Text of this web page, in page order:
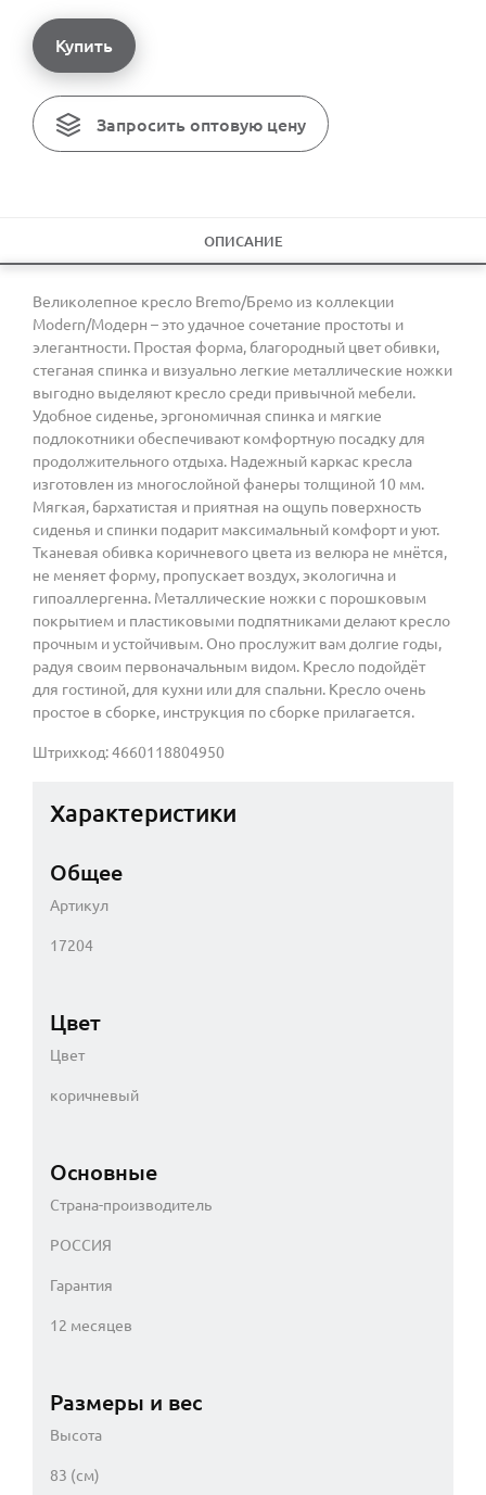
Купить
Запросить оптовую цену
ОПИСАНИЕ
Великолепное кресло Bremo/Бремо из коллекции
Modern/Модерн – это удачное сочетание простоты и
элегантности. Простая форма, благородный цвет обивки,
стеганая спинка и визуально легкие металлические ножки
выгодно выделяют кресло среди привычной мебели.
Удобное сиденье, эргономичная спинка и мягкие
подлокотники обеспечивают комфортную посадку для
продолжительного отдыха. Надежный каркас кресла
изготовлен из многослойной фанеры толщиной 10 мм.
Мягкая, бархатистая и приятная на ощупь поверхность
сиденья и спинки подарит максимальный комфорт и уют.
Тканевая обивка коричневого цвета из велюра не мнётся,
не меняет форму, пропускает воздух, экологична и
гипоаллергенна. Металлические ножки с порошковым
покрытием и пластиковыми подпятниками делают кресло
прочным и устойчивым. Оно прослужит вам долгие годы,
радуя своим первоначальным видом. Кресло подойдёт
для гостиной, для кухни или для спальни. Кресло очень
простое в сборке, инструкция по сборке прилагается.
Штрихкод: 4660118804950
Характеристики
Общее
Артикул
17204
Цвет
Цвет
коричневый
Основные
Страна-производитель
РОССИЯ
Гарантия
12 месяцев
Размеры и вес
Высота
83 (см)